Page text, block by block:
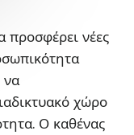
νέες
να
χώρο
Ο καθένας